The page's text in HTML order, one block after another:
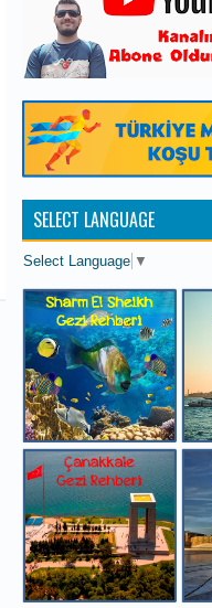
SELECT LANGUAGE
Select Language ▼